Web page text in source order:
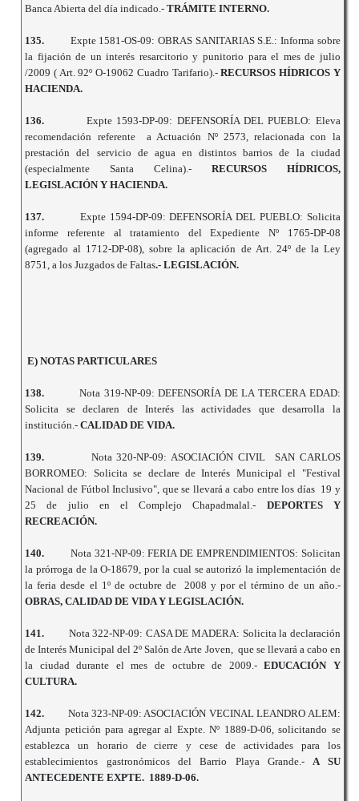
Banca Abierta del día indicado.-TRÁMITE INTERNO.
135.
Expte 1581-OS-09: OBRAS SANITARIAS S.E.: Informa sobre
la fijación de un interés resarcitorio y punitorio para el mes de julio
/2009 ( Art. 92º O-19062 Cuadro Tarifario).-RECURSOS HÍDRICOS Y
HACIENDA.
136.
Expte 1593-DP-09: DEFENSORÍA DEL PUEBLO: Eleva
recomendación referente a Actuación Nº 2573, relacionada con la
prestación del servicio de agua en distintos barrios de la ciudad
(especialmente Santa Celina).- RECURSOS HÍDRICOS,
LEGISLACIÓN Y HACIENDA.
137.
Expte 1594-DP-09: DEFENSORÍA DEL PUEBLO: Solicita
informe referente al tratamiento del Expediente Nº 1765-DP-08
(agregado al 1712-DP-08), sobre la aplicación de Art. 24º de la Ley
8751, a los Juzgados de Faltas.- LEGISLACIÓN.
E) NOTAS PARTICULARES
138.
Nota 319-NP-09: DEFENSORÍA DE LA TERCERA EDAD:
Solicita se declaren de Interés las actividades que desarrolla la
institución.-CALIDAD DE VIDA.
139.
Nota 320-NP-09: ASOCIACIÓN CIVIL SAN CARLOS
BORROMEO: Solicita se declare de Interés Municipal el "Festival
Nacional de Fútbol Inclusivo", que se llevará a cabo entre los días 19 y
25 de julio en el Complejo Chapadmalal.- DEPORTES Y
RECREACIÓN.
140.
Nota 321-NP-09: FERIA DE EMPRENDIMIENTOS: Solicitan
la prórroga de la O-18679, por la cual se autorizó la implementación de
la feria desde el 1º de octubre de 2008 y por el término de un año.-
OBRAS, CALIDAD DE VIDA Y LEGISLACIÓN.
141.
Nota 322-NP-09: CASA DE MADERA: Solicita la declaración
de Interés Municipal del 2º Salón de Arte Joven, que se llevará a cabo en
la ciudad durante el mes de octubre de 2009.-EDUCACIÓN Y
CULTURA.
142.
Nota 323-NP-09: ASOCIACIÓN VECINAL LEANDRO ALEM:
Adjunta petición para agregar al Expte. Nº 1889-D-06, solicitando se
establezca un horario de cierre y cese de actividades para los
establecimientos gastronómicos del Barrio Playa Grande.-A SU
ANTECEDENTE EXPTE. 1889-D-06.